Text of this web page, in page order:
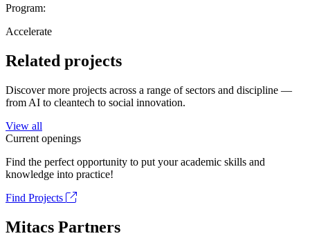
Program:
Accelerate
Related projects
Discover more projects across a range of sectors and discipline —
from AI to cleantech to social innovation.
View all
Current openings
Find the perfect opportunity to put your academic skills and
knowledge into practice!
Find Projects
Mitacs Partners